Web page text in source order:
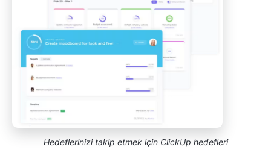
Hedeflerinizi takip etmek için ClickUp hedefleri